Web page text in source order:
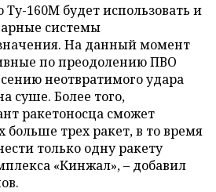
160М будет использовать и
системы
На данный момент
по преодолению ПВО
неотвратимого удара
суше. Более того,
ракетоносца сможет
больше трех ракет, в то время
только одну ракету
«Кинжал», – добавил